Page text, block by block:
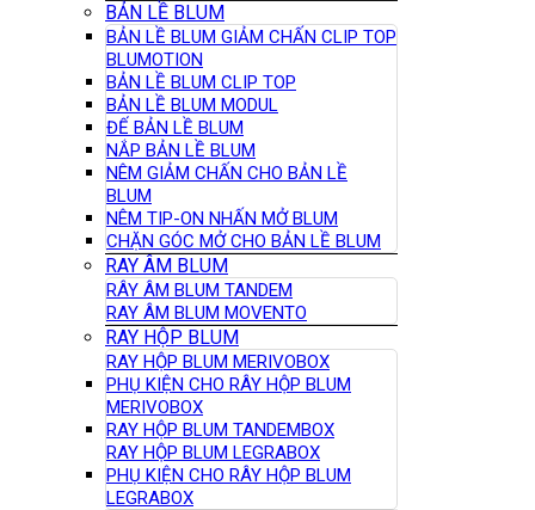
BẢN LỀ BLUM
BẢN LỀ BLUM GIẢM CHẤN CLIP TOP
BLUMOTION
BẢN LỀ BLUM CLIP TOP
BẢN LỀ BLUM MODUL
ĐẾ BẢN LỀ BLUM
NẮP BẢN LỀ BLUM
NÊM GIẢM CHẤN CHO BẢN LỀ
BLUM
NÊM TIP-ON NHẤN MỞ BLUM
CHẶN GÓC MỞ CHO BẢN LỀ BLUM
RAY ÂM BLUM
RÂY ÂM BLUM TANDEM
RAY ÂM BLUM MOVENTO
RAY HỘP BLUM
RAY HỘP BLUM MERIVOBOX
PHỤ KIỆN CHO RÂY HỘP BLUM
MERIVOBOX
RAY HỘP BLUM TANDEMBOX
RAY HỘP BLUM LEGRABOX
PHỤ KIỆN CHO RÂY HỘP BLUM
LEGRABOX